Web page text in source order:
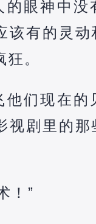
的眼神中没
该有的灵动
。
他们现在的
视剧里的那
！”